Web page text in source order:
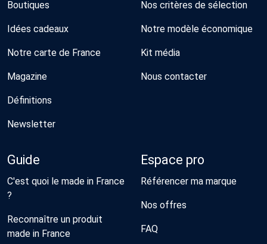
Boutiques
Idées cadeaux
Notre carte de France
Magazine
Définitions
Newsletter
Nos critères de sélection
Notre modèle économique
Kit média
Nous contacter
Guide
C'est quoi le made in France
?
Reconnaître un produit
made in France
Espace pro
Référencer ma marque
Nos offres
FAQ